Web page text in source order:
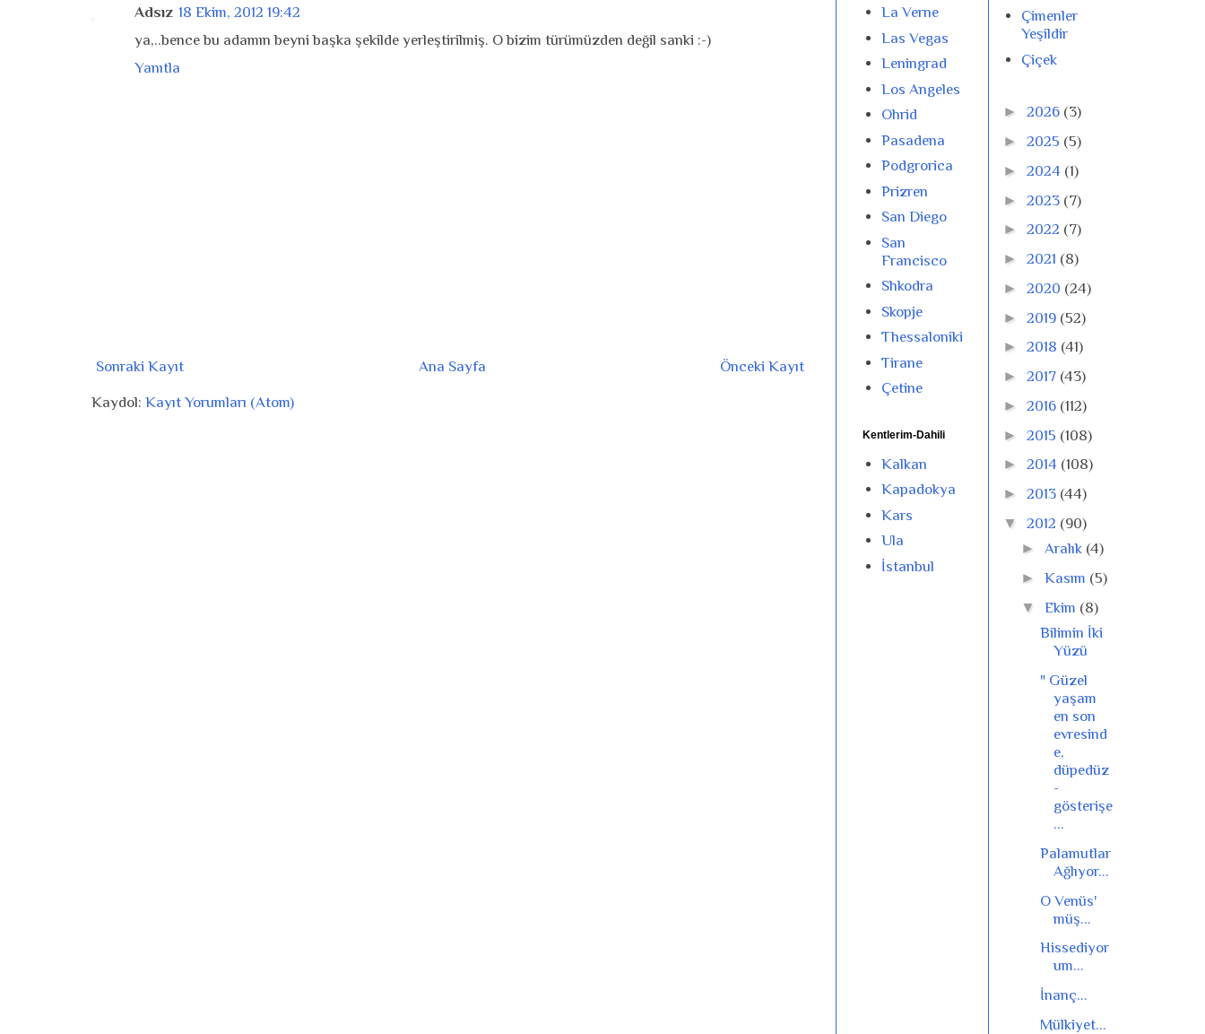
Adsız 18 Ekim, 2012 19:42
ya,..bence bu adamın beyni başka şekilde yerleştirilmiş. O bizim türümüzden değil sanki :-)
Yanıtla
Sonraki Kayıt Önceki Kayıt
Ana Sayfa
Kaydol: Kayıt Yorumları (Atom)
La Verne
Las Vegas
Leningrad
Los Angeles
Ohrid
Pasadena
Podgrorica
Prizren
San Diego
San
Francisco
Shkodra
Skopje
Thessaloniki
Tirane
Çetine
Kentlerim-Dahili
Kalkan
Kapadokya
Kars
Ula
İstanbul
Çimenler
Yeşildir
Çiçek
► 2026 (3)
► 2025 (5)
► 2024 (1)
► 2023 (7)
► 2022 (7)
► 2021 (8)
► 2020 (24)
► 2019 (52)
► 2018 (41)
► 2017 (43)
► 2016 (112)
► 2015 (108)
► 2014 (108)
► 2013 (44)
▼ 2012 (90)
►Aralık (4)
►Kasım (5)
▼Ekim (8)
Bilimin İki
Yüzü
" Güzel
yaşam
en son
evresind
e,
düpedüz
-
gösterişe
...
Palamutlar
Ağlıyor...
O Venüs'
müş...
Hissediyor
um...
İnanç...
Mülkiyet...